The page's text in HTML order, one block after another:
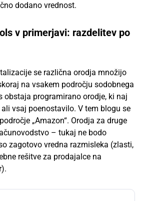
dodano vrednost.
v primerjavi: razdelitev po
se različna orodja množijo
na vsakem področju sodobnega
obstaja programirano orodje, ki naj
vsaj poenostavilo. V tem blogu se
„Amazon“. Orodja za druge
– tukaj ne bodo
zagotovo vredna razmisleka (zlasti,
rešitve za prodajalce na